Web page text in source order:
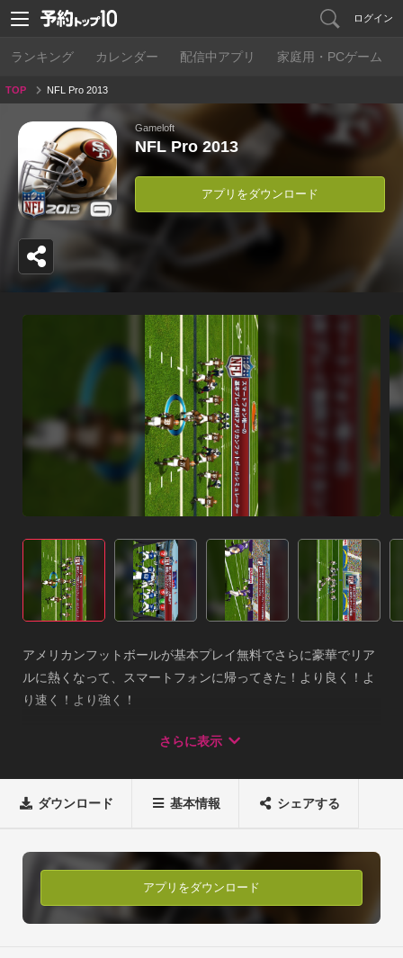
ログイン
ランキング カレンダー 配信中アプリ 家庭用・PCゲーム
TOP NFL Pro 2013
Gameloft
NFL Pro 2013
アプリをダウンロード
アメリカンフットボールが基本プレイ無料でさらに豪華でリア
ルに熱くなって、スマートフォンに帰ってきた！より良く！よ
り速く！より強く！
場感！
成功！刻々と変わる状況を冷静に読み取ることができるか！？
新しいマネージメントシステムを使ってチームを自分好みに変
えていこう！
さらに表示
ダウンロード 基本情報 シェアする
アプリをダウンロード